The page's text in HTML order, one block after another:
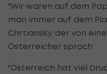
"Wir waren auf dem
man immer auf dem
Chrtiansky, der von
Österreicher sprach:
"Österreich hat viel